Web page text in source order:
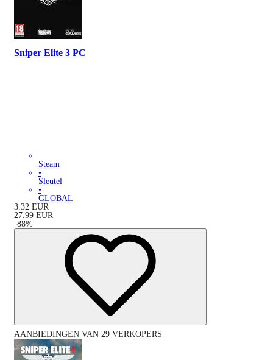
Sniper Elite 3 PC
Steam
•
Sleutel
•
GLOBAL
3.32 EUR
27.99 EUR
-88%
AANBIEDINGEN VAN 29 VERKOPERS